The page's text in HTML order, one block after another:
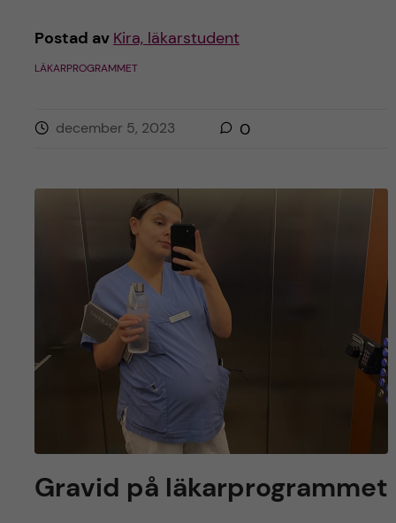
Postad av Kira, läkarstudent
LÄKARPROGRAMMET
december 5, 2023 0
Gravid på läkarprogrammet